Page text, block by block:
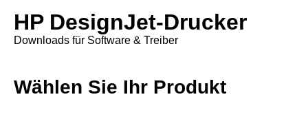
HP DesignJet-Drucker
Downloads für Software & Treiber
Wählen Sie Ihr Produkt